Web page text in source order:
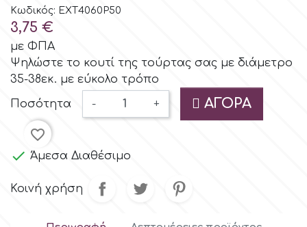
Μικρές Φιγουρίνες &
Διακοσμητικά
Άλλα Θέματα
Βασικές Α' Ύλες
Χάρι Πότερ
Διάστημα
Μουσική
Ναυτικό / Πειρατικό Θέμα
Δεινόσαυροι
Cake Lace
Cake Star
Cake Supplies
Cassie Brown
Κωδικός: EXT4060P50
3,75 €
με ΦΠΑ
Ψηλώστε το κουτί της τούρτας σας με διάμετρο
35-38εκ. με εύκολο τρόπο
Ποσότητα
- + ΑΓΟΡΆ
favorite_border
 Άμεσα Διαθέσιμο
Κοινή χρήση